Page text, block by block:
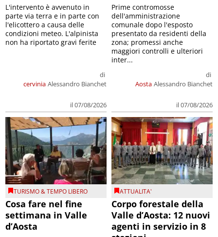
cervinia
di
Alessandro Bianchet
il 07/08/2026
L'intervento è avvenuto in
parte via terra e in parte con
l'elicottero a causa delle
condizioni meteo. L'alpinista
non ha riportato gravi ferite
Aosta
di
Alessandro Bianchet
il 07/08/2026
Prime contromosse
dell'amministrazione
comunale dopo l'esposto
presentato da residenti della
zona; promessi anche
maggiori controlli e ulteriori
inter...
TURISMO & TEMPO LIBERO
Cosa fare nel fine
settimana in Valle
d’Aosta
ATTUALITA'
Corpo forestale della
Valle d’Aosta: 12 nuovi
agenti in servizio in 8